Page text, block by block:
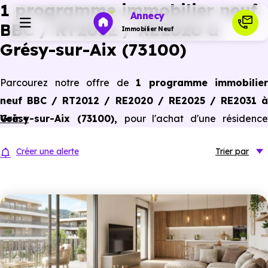
Annecy
Immobilier Neuf
Investir
Ressources
Financer
1 programme immobilier neuf
BBC / RT2012 / RE2020 à
Grésy-sur-Aix (73100)
Parcourez notre offre de 1 programme immobilier
neuf BBC / RT2012 / RE2020 / RE2025 / RE2031 à
Grésy-sur-Aix (73100), pour l'achat d'une résidence
dernières normes de performances énergétiques, pour un
Voir +
Créer une alerte Trier par